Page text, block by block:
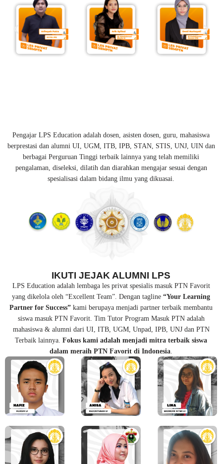
Pengajar LPS Education adalah dosen, asisten dosen, guru, mahasiswa
berprestasi dan alumni UI, UGM, ITB, IPB, STAN, STIS, UNJ, UIN dan
berbagai Perguruan Tinggi terbaik lainnya yang telah memiliki
pengalaman, diseleksi, dilatih dan diarahkan mengajar sesuai dengan
spesialisasi dalam bidang ilmu yang dikuasai.
IKUTI JEJAK ALUMNI LPS
LPS Education adalah lembaga les privat spesialis masuk PTN Favorit
yang dikelola oleh “Excellent Team”. Dengan tagline “Your Learning
Partner for Success” kami berupaya menjadi partner terbaik membantu
siswa masuk PTN Favorit. Tim Tutor Program Masuk PTN adalah
mahasiswa & alumni dari UI, ITB, UGM, Unpad, IPB, UNJ dan PTN
Terbaik lainnya. Fokus kami adalah menjadi mitra terbaik siswa
dalam meraih PTN Favorit di Indonesia